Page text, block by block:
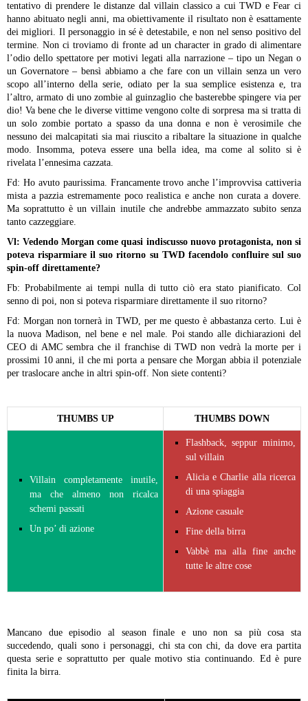
tentativo di prendere le distanze dal villain classico a cui TWD e Fear ci
hanno abituato negli anni, ma obiettivamente il risultato non è esattamente
dei migliori. Il personaggio in sé è detestabile, e non nel senso positivo del
termine. Non ci troviamo di fronte ad un character in grado di alimentare
l’odio dello spettatore per motivi legati alla narrazione – tipo un Negan o
un Governatore – bensì abbiamo a che fare con un villain senza un vero
scopo all’interno della serie, odiato per la sua semplice esistenza e, tra
l’altro, armato di uno zombie al guinzaglio che basterebbe spingere via per
dio! Va bene che le diverse vittime vengono colte di sorpresa ma si tratta di
un solo zombie portato a spasso da una donna e non è verosimile che
nessuno dei malcapitati sia mai riuscito a ribaltare la situazione in qualche
modo. Insomma, poteva essere una bella idea, ma come al solito si è
rivelata l’ennesima cazzata.
Fd: Ho avuto paurissima. Francamente trovo anche l’improvvisa cattiveria
mista a pazzia estremamente poco realistica e anche non curata a dovere.
Ma soprattutto è un villain inutile che andrebbe ammazzato subito senza
tanto cazzeggiare.
Vl: Vedendo Morgan come quasi indiscusso nuovo protagonista, non si
poteva risparmiare il suo ritorno su TWD facendolo confluire sul suo
spin-off direttamente?
Fb: Probabilmente ai tempi nulla di tutto ciò era stato pianificato. Col
senno di poi, non si poteva risparmiare direttamente il suo ritorno?
Fd: Morgan non tornerà in TWD, per me questo è abbastanza certo. Lui è
la nuova Madison, nel bene e nel male. Poi stando alle dichiarazioni del
CEO di AMC sembra che il franchise di TWD non vedrà la morte per i
prossimi 10 anni, il che mi porta a pensare che Morgan abbia il potenziale
per traslocare anche in altri spin-off. Non siete contenti?
THUMBS UP THUMBS DOWN
Villain completamente inutile,
ma che almeno non ricalca
schemi passati
Un po’ di azione
Flashback, seppur minimo,
sul villain
Alicia e Charlie alla ricerca
di una spiaggia
Azione casuale
Fine della birra
Vabbè ma alla fine anche
tutte le altre cose
Mancano due episodio al season finale e uno non sa più cosa sta
succedendo, quali sono i personaggi, chi sta con chi, da dove era partita
questa serie e soprattutto per quale motivo stia continuando. Ed è pure
finita la birra.